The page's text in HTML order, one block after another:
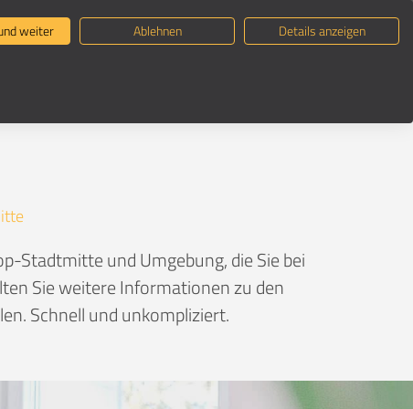
suchen Umzugsratgeber
Stadtmitte und Umgebung, die Sie bei
Sie weitere Informationen zu den
Schnell und unkompliziert.
weiter Ablehnen Details anzeigen